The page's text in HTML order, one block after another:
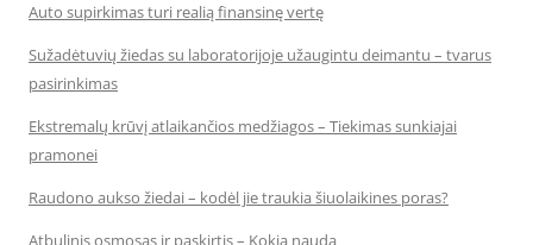
Auto supirkimas turi realią finansinę vertę
Sužadėtuvių žiedas su laboratorijoje užaugintu deimantu – tvarus
pasirinkimas
Ekstremalų krūvį atlaikančios medžiagos – Tiekimas sunkiajai
pramonei
Raudono aukso žiedai – kodėl jie traukia šiuolaikines poras?
Atbulinis osmosas ir paskirtis – Kokia nauda